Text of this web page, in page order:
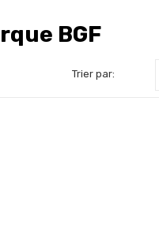
BGF
Trier par: